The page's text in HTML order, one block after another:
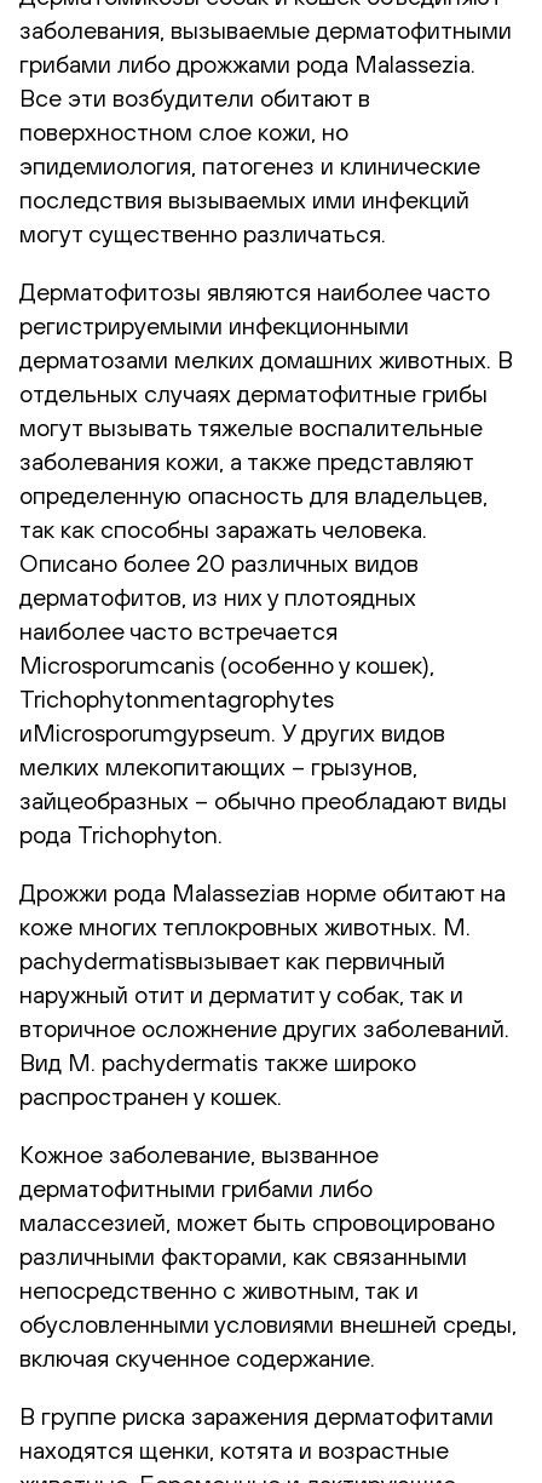
заболевания, вызываемые дерматофитными
грибами либо дрожжами рода Malassezia.
Все эти возбудители обитают в
поверхностном слое кожи, но
эпидемиология, патогенез и клинические
последствия вызываемых ими инфекций
могут существенно различаться.
Дерматофитозы являются наиболее часто
регистрируемыми инфекционными
дерматозами мелких домашних животных. В
отдельных случаях дерматофитные грибы
могут вызывать тяжелые воспалительные
заболевания кожи, а также представляют
определенную опасность для владельцев,
так как способны заражать человека.
Описано более 20 различных видов
дерматофитов, из них у плотоядных
наиболее часто встречается
Microsporumcanis (особенно у кошек),
Trichophytonmentagrophytes
иMicrosporumgypseum. У других видов
мелких млекопитающих – грызунов,
зайцеобразных – обычно преобладают виды
рода Trichophyton.
Дрожжи рода Malasseziaв норме обитают на
коже многих теплокровных животных. M.
pachydermatisвызывает как первичный
наружный отит и дерматит у собак, так и
вторичное осложнение других заболеваний.
Вид M. pachydermatis также широко
распространен у кошек.
Кожное заболевание, вызванное
дерматофитными грибами либо
малассезией, может быть спровоцировано
различными факторами, как связанными
непосредственно с животным, так и
обусловленными условиями внешней среды,
включая скученное содержание.
В группе риска заражения дерматофитами
находятся щенки, котята и возрастные